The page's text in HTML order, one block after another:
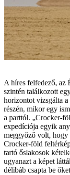
A híres felfedező, az
szintén találkozott
horizontot vizsgálta
részén, mikor egy
a parttól. „Crocker-
expedíciója egyik
meggyőző volt,
Crocker-föld
tartó őslakosok
ugyanazt a képet
délibáb csapta be